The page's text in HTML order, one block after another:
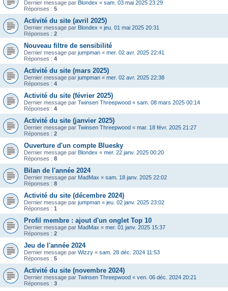
Dernier message par Blondex « sam. 03 mai 2025 23:29
Réponses : 5
Activité du site (avril 2025)
Dernier message par Blondex « jeu. 01 mai 2025 20:31
Réponses : 2
Nouveau filtre de sensibilité
Dernier message par jumpman « mer. 02 avr. 2025 22:41
Réponses : 4
Activité du site (mars 2025)
Dernier message par jumpman « mer. 02 avr. 2025 22:38
Réponses : 4
Activité du site (février 2025)
Dernier message par Twinsen Threepwood « sam. 08 mars 2025 00:14
Réponses : 4
Activité du site (janvier 2025)
Dernier message par Twinsen Threepwood « mar. 18 févr. 2025 21:27
Réponses : 2
Ouverture d'un compte Bluesky
Dernier message par Blondex « mer. 22 janv. 2025 00:20
Réponses : 8
Bilan de l'année 2024
Dernier message par MadMax « sam. 18 janv. 2025 22:02
Réponses : 8
Activité du site (décembre 2024)
Dernier message par jumpman « jeu. 02 janv. 2025 23:02
Réponses : 1
Profil membre : ajout d'un onglet Top 10
Dernier message par MadMax « mer. 01 janv. 2025 15:37
Réponses : 2
Jeu de l'année 2024
Dernier message par Wizzy « sam. 28 déc. 2024 11:53
Réponses : 5
Activité du site (novembre 2024)
Dernier message par Twinsen Threepwood « ven. 06 déc. 2024 20:21
Réponses : 3